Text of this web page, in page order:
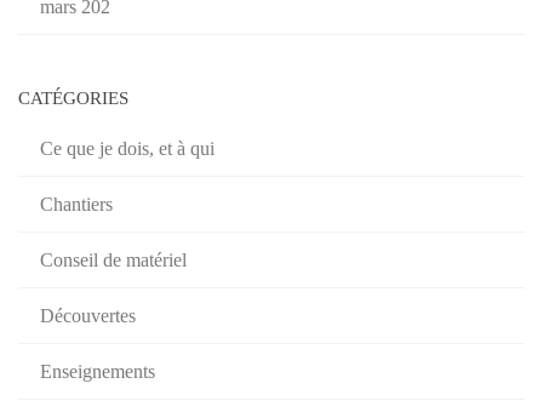
mars 202
CATÉGORIES
Ce que je dois, et à qui
Chantiers
Conseil de matériel
Découvertes
Enseignements